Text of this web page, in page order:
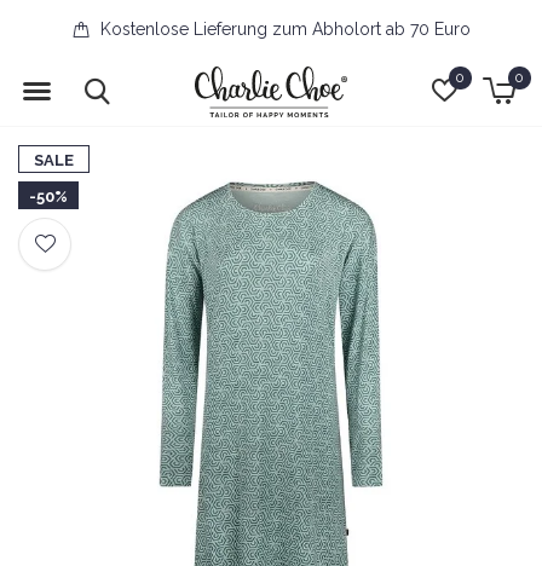
0 0
Kostenlose Lieferung zum Abholort ab 70 Euro
SALE
-50%